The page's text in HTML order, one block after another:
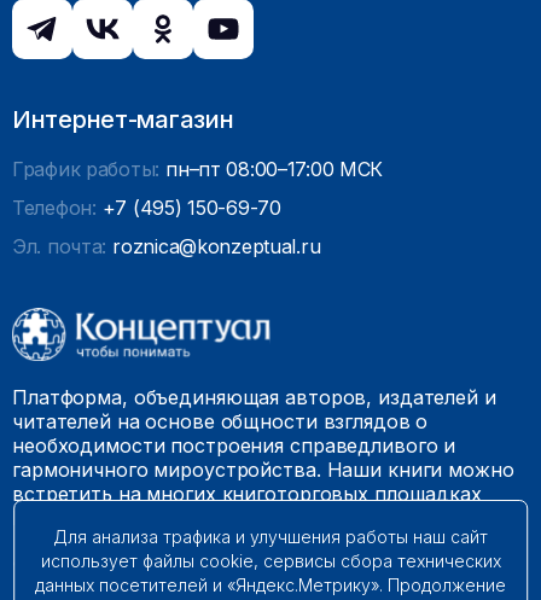
Интернет-магазин
График работы: пн–пт 08:00–17:00 МСК
Телефон: +7 (495) 150-69-70
Эл. почта: roznica@konzeptual.ru
Платформа, объединяющая авторов, издателей и
читателей на основе общности взглядов о
необходимости построения справедливого и
гармоничного мироустройства. Наши книги можно
встретить на многих книготорговых площадках
© 2009 – 2026. Все права защищены.
Для анализа трафика и улучшения работы наш сайт
использует файлы cookie, сервисы сбора технических
данных посетителей и «Яндекс.Метрику». Продолжение